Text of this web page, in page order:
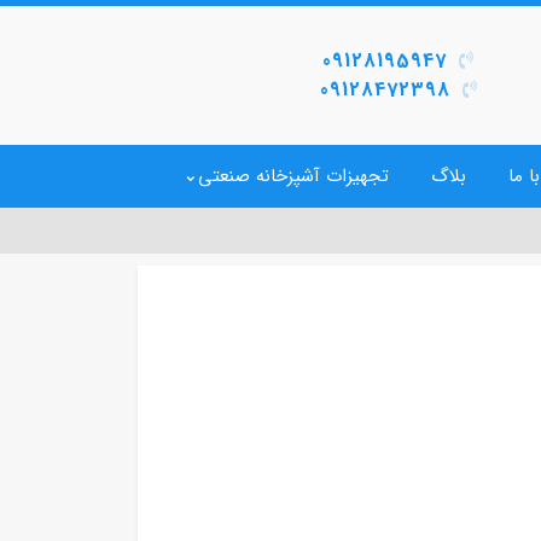
09128195947
09128472398
ما بلاگ تجهیزات آشپزخانه صنعتی